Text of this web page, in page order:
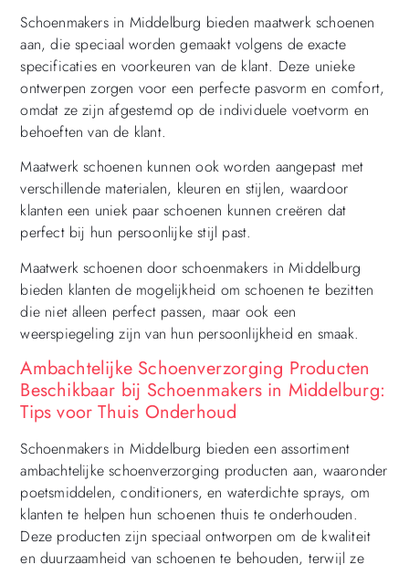
Schoenmakers in Middelburg bieden maatwerk schoenen
aan, die speciaal worden gemaakt volgens de exacte
specificaties en voorkeuren van de klant. Deze unieke
ontwerpen zorgen voor een perfecte pasvorm en comfort,
omdat ze zijn afgestemd op de individuele voetvorm en
behoeften van de klant.
Maatwerk schoenen kunnen ook worden aangepast met
verschillende materialen, kleuren en stijlen, waardoor
klanten een uniek paar schoenen kunnen creëren dat
perfect bij hun persoonlijke stijl past.
Maatwerk schoenen door schoenmakers in Middelburg
bieden klanten de mogelijkheid om schoenen te bezitten
die niet alleen perfect passen, maar ook een
weerspiegeling zijn van hun persoonlijkheid en smaak.
Ambachtelijke Schoenverzorging Producten
Beschikbaar bij Schoenmakers in Middelburg:
Tips voor Thuis Onderhoud
Schoenmakers in Middelburg bieden een assortiment
ambachtelijke schoenverzorging producten aan, waaronder
poetsmiddelen, conditioners, en waterdichte sprays, om
klanten te helpen hun schoenen thuis te onderhouden.
Deze producten zijn speciaal ontworpen om de kwaliteit
en duurzaamheid van schoenen te behouden, terwijl ze